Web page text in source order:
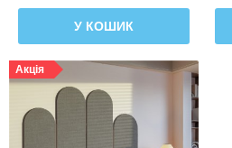
У КОШИК
Акція